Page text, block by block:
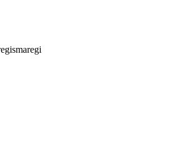
smaregi